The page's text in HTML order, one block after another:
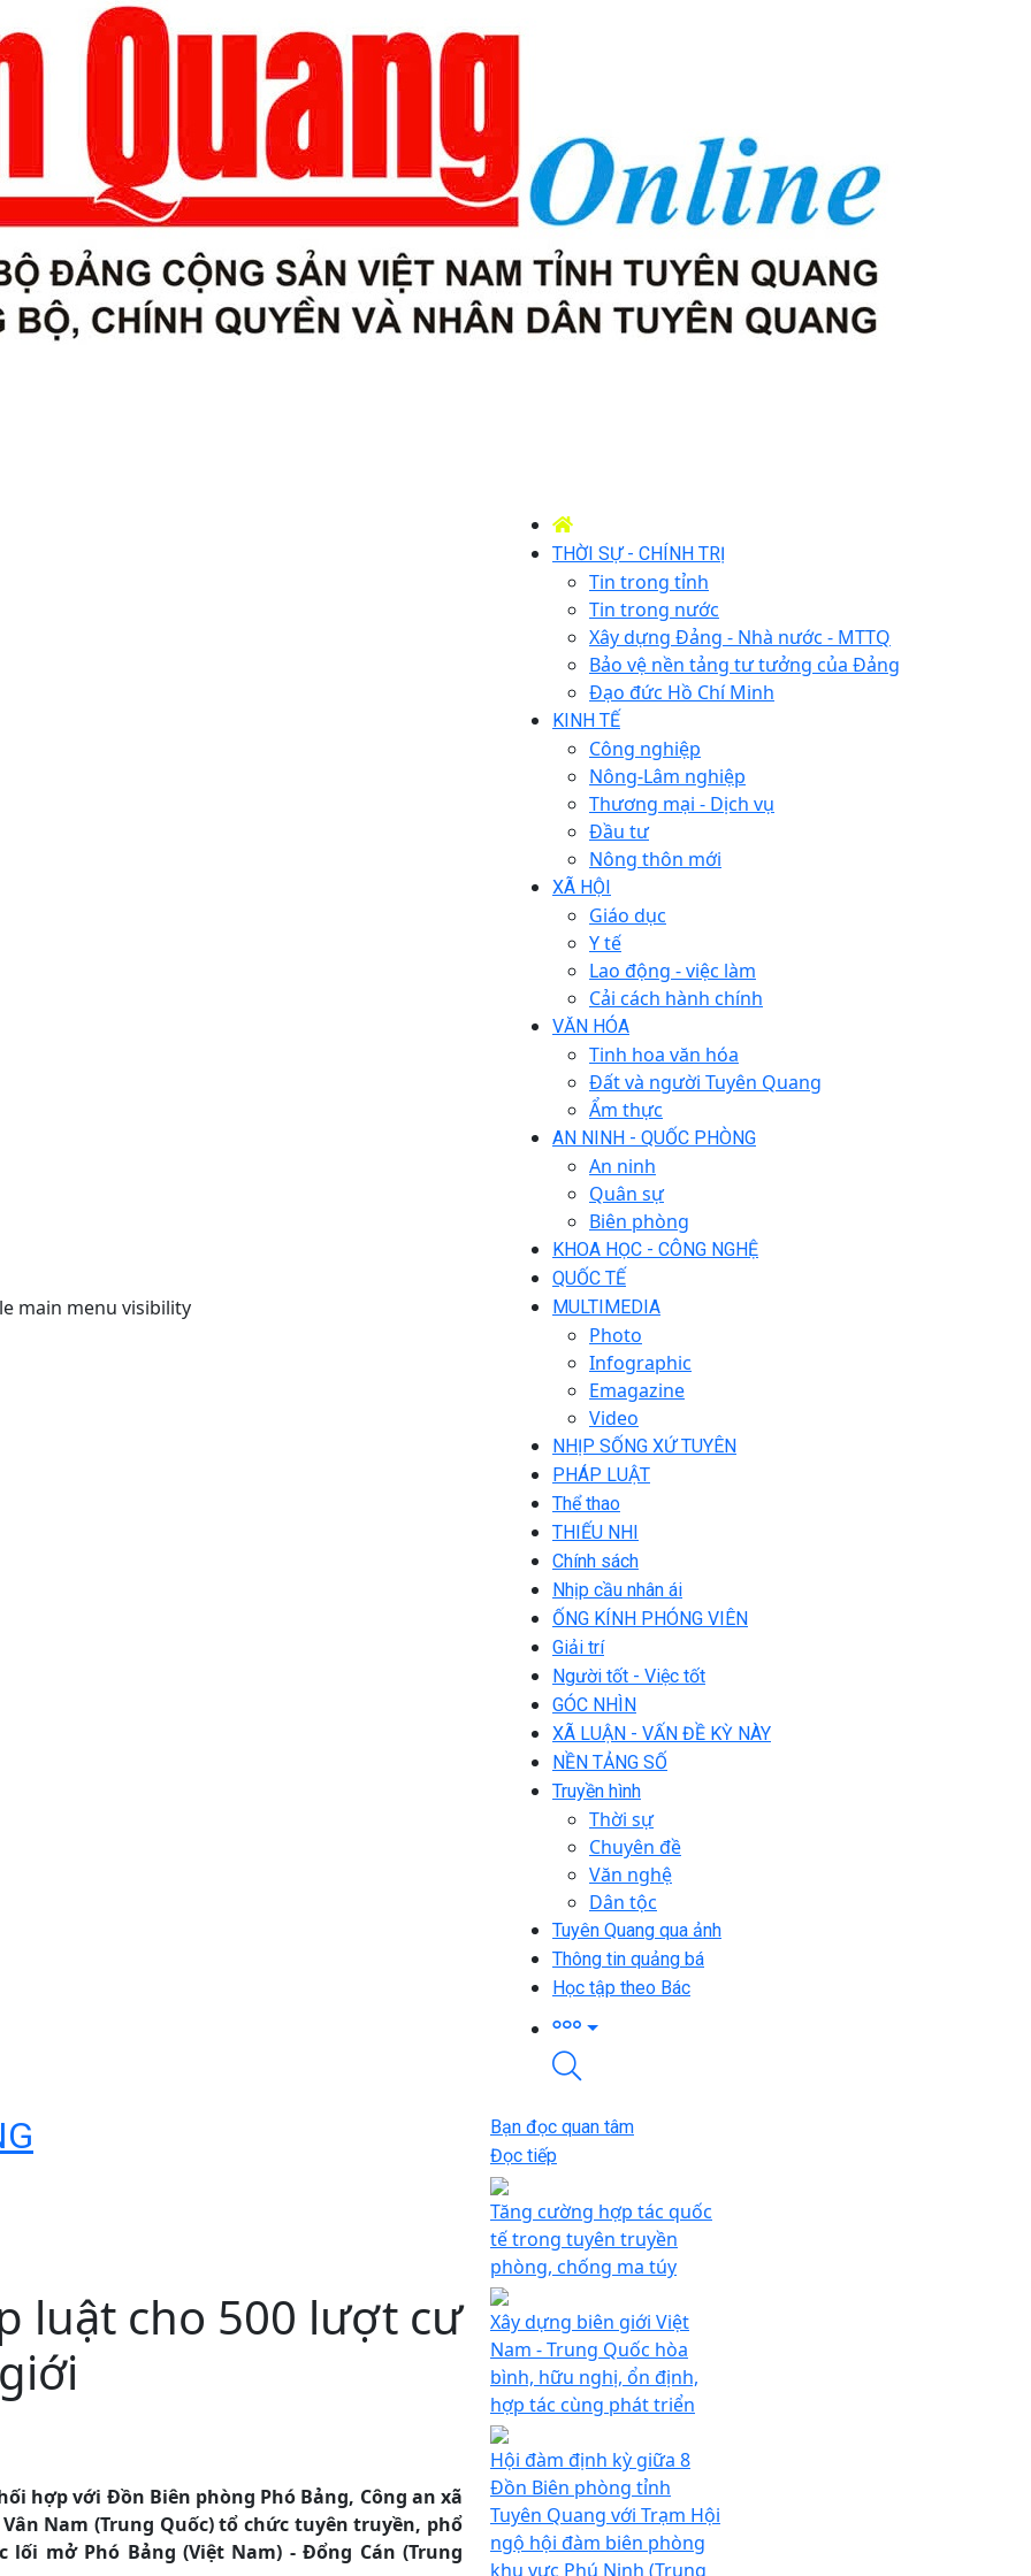
main menu visibility
THỜI SỰ - CHÍNH TRỊ
Tin trong tỉnh
Tin trong nước
Xây dựng Đảng - Nhà nước - MTTQ
Bảo vệ nền tảng tư tưởng của Đảng
Đạo đức Hồ Chí Minh
KINH TẾ
Công nghiệp
Nông-Lâm nghiệp
Thương mại - Dịch vụ
Đầu tư
Nông thôn mới
XÃ HỘI
Giáo dục
Y tế
Lao động - việc làm
Cải cách hành chính
VĂN HÓA
Tinh hoa văn hóa
Đất và người Tuyên Quang
Ẩm thực
AN NINH - QUỐC PHÒNG
An ninh
Quân sự
Biên phòng
KHOA HỌC - CÔNG NGHỆ
QUỐC TẾ
MULTIMEDIA
Photo
Infographic
Emagazine
Video
NHỊP SỐNG XỨ TUYÊN
PHÁP LUẬT
Thể thao
THIẾU NHI
Chính sách
Nhịp cầu nhân ái
ỐNG KÍNH PHÓNG VIÊN
Giải trí
Người tốt - Việc tốt
GÓC NHÌN
XÃ LUẬN - VẤN ĐỀ KỲ NÀY
NỀN TẢNG SỐ
Truyền hình
Thời sự
Chuyên đề
Văn nghệ
Dân tộc
Tuyên Quang qua ảnh
Thông tin quảng bá
Học tập theo Bác
luật cho 500 lượt cư
hợp với Đồn Biên phòng Phó Bảng, Công an xã
Nam (Trung Quốc) tổ chức tuyên truyền, phổ
mở Phó Bảng (Việt Nam) - Đổng Cán (Trung
Bạn đọc quan tâm
Đọc tiếp
Tăng cường hợp tác quốc
tế trong tuyên truyền
phòng, chống ma túy
Xây dựng biên giới Việt
Nam - Trung Quốc hòa
bình, hữu nghị, ổn định,
hợp tác cùng phát triển
Hội đàm định kỳ giữa 8
Đồn Biên phòng tỉnh
Tuyên Quang với Trạm Hội
ngộ hội đàm biên phòng
khu vực Phú Ninh (Trung